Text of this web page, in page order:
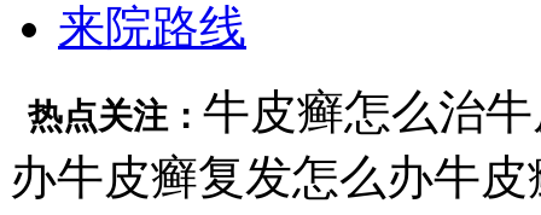
来院路线
热点关注： 牛皮癣怎么治
办牛皮癣复发怎么办牛皮